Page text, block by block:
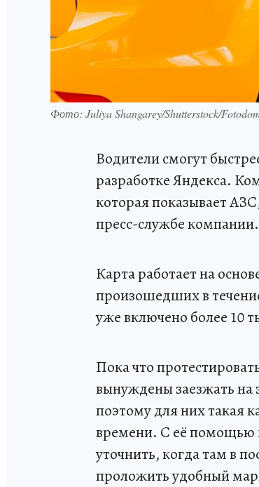
Фото: Juliya Shangarey/Shutterstock/
Водители смогут
разработке Яндекса.
которая показывает
пресс-службе компании.
Карта работает на
произошедших в
уже включено более 10
Пока что
вынуждены заезжать на
поэтому для них такая
времени. С её
уточнить, когда там в
проложить удобный